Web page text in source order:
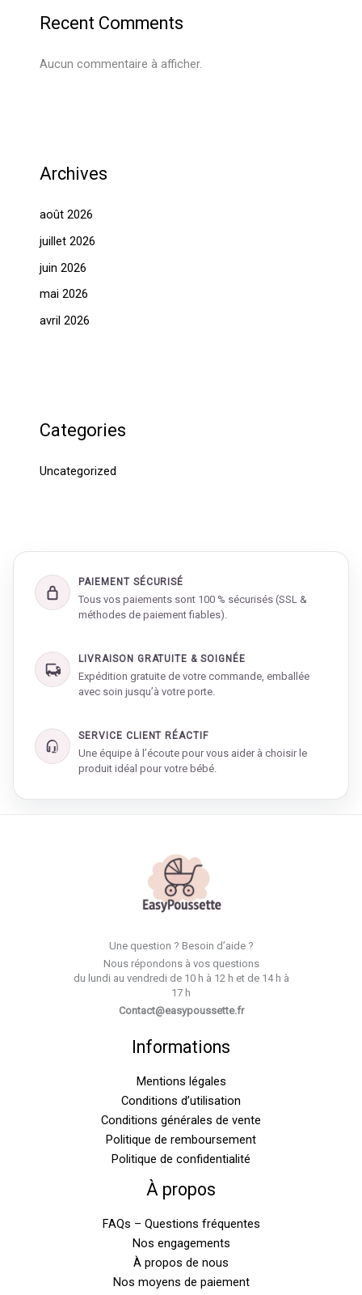
Recent Comments
Aucun commentaire à afficher.
Archives
août 2026
juillet 2026
juin 2026
mai 2026
avril 2026
Categories
Uncategorized
PAIEMENT SÉCURISÉ
Tous vos paiements sont 100 % sécurisés (SSL &
méthodes de paiement fiables).
LIVRAISON GRATUITE & SOIGNÉE
Expédition gratuite de votre commande, emballée
avec soin jusqu’à votre porte.
SERVICE CLIENT RÉACTIF
Une équipe à l’écoute pour vous aider à choisir le
produit idéal pour votre bébé.
Une question ? Besoin d’aide ?
Nous répondons à vos questions
du lundi au vendredi de 10 h à 12 h et de 14 h à
17 h
Contact@easypoussette.fr
Informations
Mentions légales
Conditions d’utilisation
Conditions générales de vente
Politique de remboursement
Politique de confidentialité
À propos
FAQs – Questions fréquentes
Nos engagements
À propos de nous
Nos moyens de paiement